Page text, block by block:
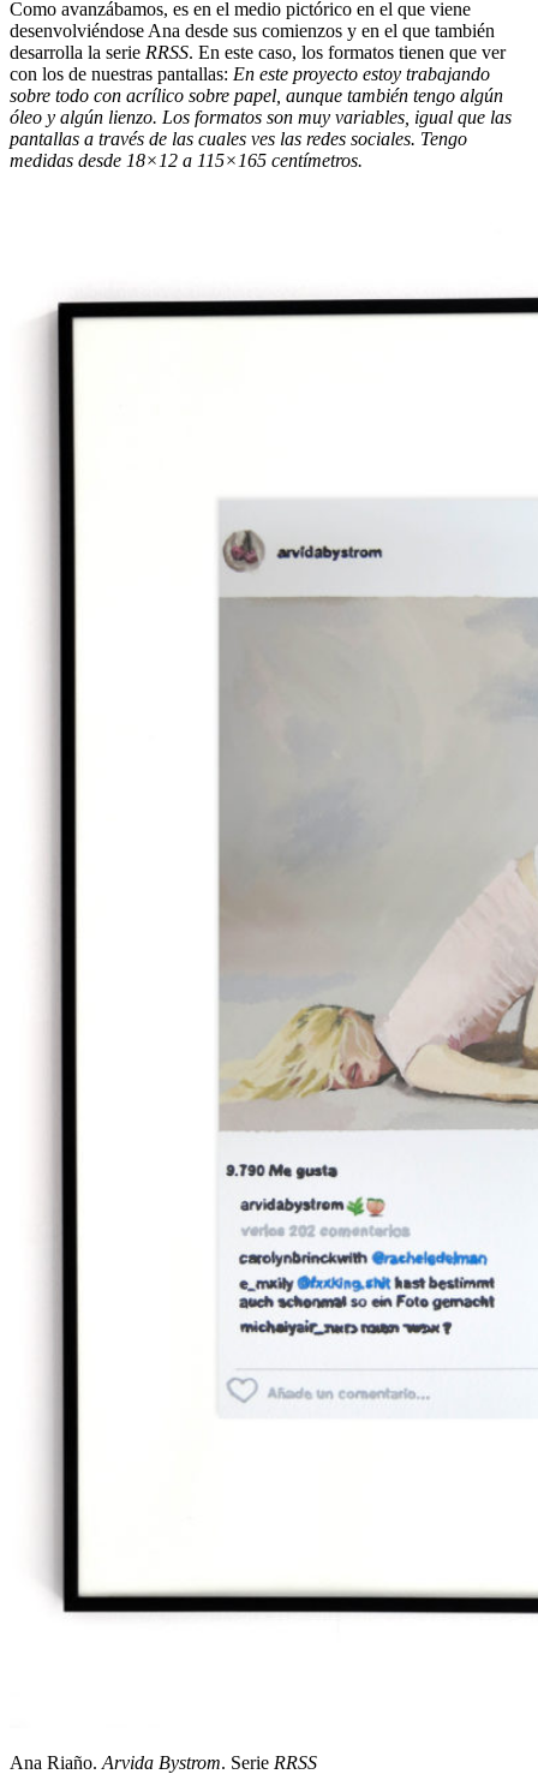
Como avanzábamos, es en el medio pictórico en el que viene
desenvolviéndose Ana desde sus comienzos y en el que también
desarrolla la serie RRSS. En este caso, los formatos tienen que ver
con los de nuestras pantallas: En este proyecto estoy trabajando
sobre todo con acrílico sobre papel, aunque también tengo algún
óleo y algún lienzo. Los formatos son muy variables, igual que las
pantallas a través de las cuales ves las redes sociales. Tengo
medidas desde 18×12 a 115×165 centímetros.
Ana Riaño. Arvida Bystrom. Serie RRSS